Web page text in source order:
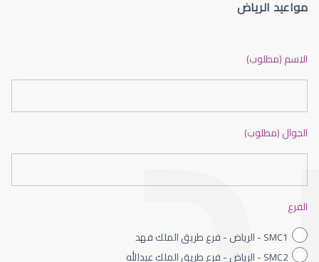
مواعيد الرياض
الاسم (مطلوب)
الجوال (مطلوب)
الفرع
SMC1 - الرياض - فرع طريق الملك فهد
SMC2 - الرياض - فرع طريق الملك عبدالله